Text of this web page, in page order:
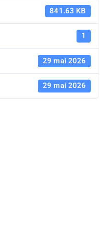
841.63 KB
1
29 mai 2026
29 mai 2026